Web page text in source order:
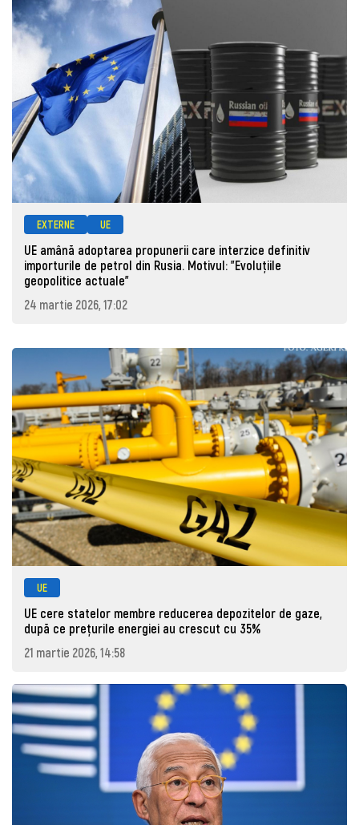
EXTERNE UE
UE amână adoptarea propunerii care interzice definitiv
importurile de petrol din Rusia. Motivul: "Evoluțiile
geopolitice actuale"
24 martie 2026, 17:02
UE
UE cere statelor membre reducerea depozitelor de gaze,
după ce prețurile energiei au crescut cu 35%
21 martie 2026, 14:58